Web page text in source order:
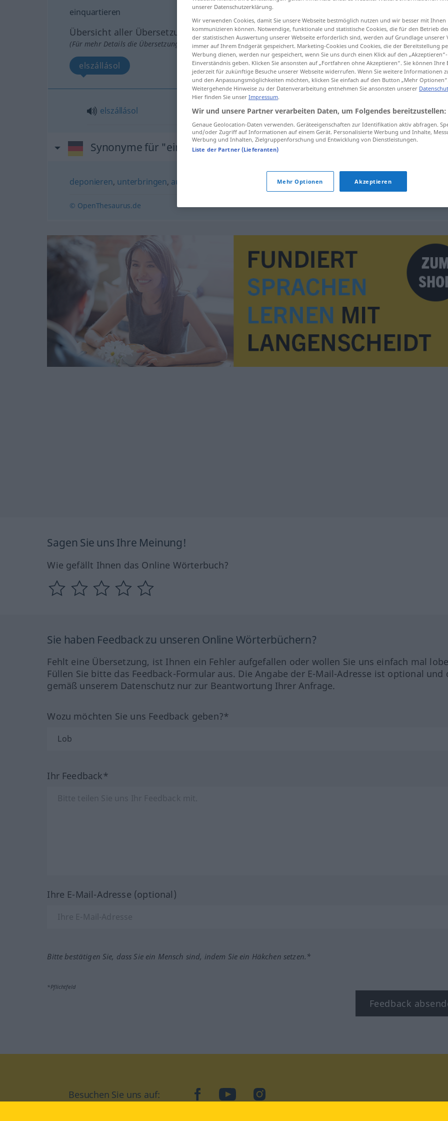
einquartieren
Übersicht aller Übersetzungen
(Für mehr Details die Übersetzung anklicken/antippen)
elszállásol
elszállásol einquartieren
Synonyme für "einquartieren"
deponieren, unterbringen, aufnehmen
© OpenThesaurus.de
Sagen Sie uns Ihre Meinung!
Wie gefällt Ihnen das Online Wörterbuch?
Sie haben Feedback zu unseren Online Wörterbüchern?
Fehlt eine Übersetzung, ist Ihnen ein Fehler aufgefallen oder wollen Sie uns einfach mal
Füllen Sie bitte das Feedback-Formular aus. Die Angabe der E-Mail-Adresse ist optional und
gemäß unserem Datenschutz nur zur Beantwortung Ihrer Anfrage.
Wozu möchten Sie uns Feedback geben?*
Ihr Feedback*
Ihre E-Mail-Adresse (optional)
Bitte bestätigen Sie, dass Sie ein Mensch sind, indem Sie ein Häkchen setzen.*
*Pflichtfeld
Feedback
Besuchen Sie uns auf: facebookYouTubeInstagram
unserer Datenschutzerklärung.
Wir verwenden Cookies, damit Sie unsere Webseite bestmöglich nutzen und wir besser mit Ihnen
kommunizieren können. Notwendige, funktionale und statistische Cookies, die für den Betrieb
der statistischen Auswertung unserer Webseite erforderlich sind, werden auf Grundlage unserer
immer auf Ihrem Endgerät gespeichert. Marketing-Cookies und Cookies, die der Bereitstellung
Werbung dienen, werden nur gespeichert, wenn Sie uns durch einen Klick auf den
Einverständnis geben. Klicken Sie ansonsten auf „Fortfahren ohne Akzeptieren“. Sie können
jederzeit für zukünftige Besuche unserer Webseite widerrufen. Wenn Sie weitere Informationen
und den Anpassungsmöglichkeiten möchten, klicken Sie einfach auf den Button „Mehr
Weitergehende Hinweise zu der Datenverarbeitung entnehmen Sie ansonsten unserer
Hier finden Sie unser Impressum.
Wir und unsere Partner verarbeiten Daten, um Folgendes bereitzustellen:
Genaue Geolocation-Daten verwenden. Geräteeigenschaften zur Identifikation aktiv abfragen.
und/oder Zugriff auf Informationen auf einem Gerät. Personalisierte Werbung und Inhalte,
Werbung und Inhalten, Zielgruppenforschung und Entwicklung von Dienstleistungen.
Liste der Partner (Lieferanten)
Mehr Optionen Akzeptieren